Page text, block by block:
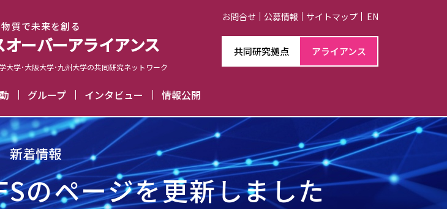
質で未来を創る
オーバーアライアンス
大学･大阪大学･九州大学の共同研究ネットワーク
ボ
テム
講義
グループ
G1
G2
G3
GC
インタビュー
#15 猪石篤准教授
#14 西上幸範准教授
#13 曽宮正晴准教授
#12 安藤康伸准教授
#11 長谷川拓哉准教授
#10 アルブレヒト建准教授
#09 蓬田陽平准教授
#08 岡田智准教授
#07 山崎聖司准教授
#06 福山真央准教授
Season 1
(#01～#05)
情報公開
リサーチハイライト
技術室
掲載依頼
共同研究拠点 アライアンス
お問合せ 公募情報 サイトマップ EN
新着情報
のページを更新しました